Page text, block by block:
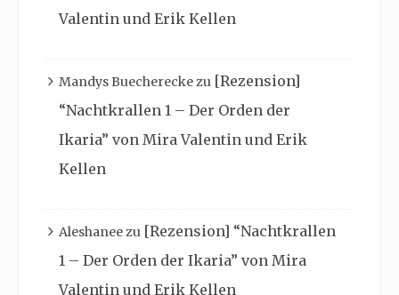
Valentin und Erik Kellen
Mandys Buechereckezu [Rezension]
“Nachtkrallen 1 – Der Orden der
Ikaria” von Mira Valentin und Erik
Kellen
Aleshaneezu [Rezension] “Nachtkrallen
1 – Der Orden der Ikaria” von Mira
Valentin und Erik Kellen